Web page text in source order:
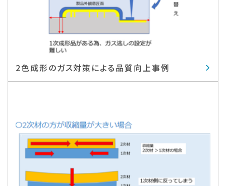
2色成形のガス対策による品質向上事例